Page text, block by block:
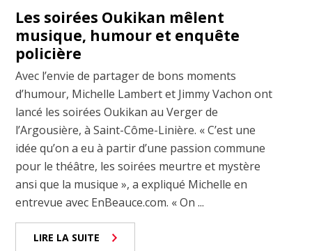
Les soirées Oukikan mêlent
musique, humour et enquête
policière
Avec l’envie de partager de bons moments
d’humour, Michelle Lambert et Jimmy Vachon ont
lancé les soirées Oukikan au Verger de
l’Argousière, à Saint-Côme-Linière. « C’est une
idée qu’on a eu à partir d’une passion commune
pour le théâtre, les soirées meurtre et mystère
ansi que la musique », a expliqué Michelle en
entrevue avec EnBeauce.com. « On ...
LIRE LA SUITE